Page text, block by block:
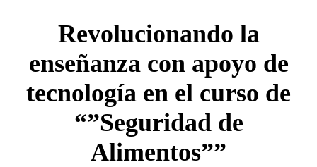
Revolucionando la
enseñanza con apoyo de
tecnología en el curso de
“”Seguridad de
Alimentos””